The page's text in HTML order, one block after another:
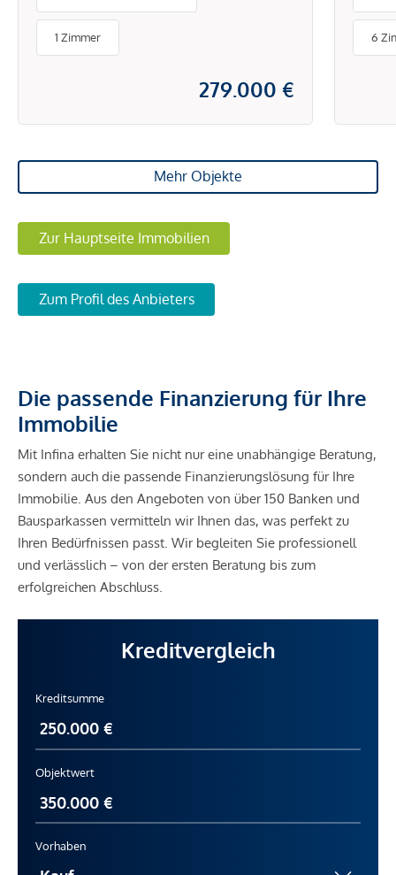
1 Zimmer
279.000 €
6
Mehr Objekte
Zur Hauptseite Immobilien
Zum Profil des Anbieters
Die passende Finanzierung für Ihre
Immobilie
Mit Infina erhalten Sie nicht nur eine unabhängige Beratung,
sondern auch die passende Finanzierungslösung für Ihre
Immobilie. Aus den Angeboten von über 150 Banken und
Bausparkassen vermitteln wir Ihnen das, was perfekt zu
Ihren Bedürfnissen passt. Wir begleiten Sie professionell
und verlässlich – von der ersten Beratung bis zum
erfolgreichen Abschluss.
Kreditvergleich
Kreditsumme
Objektwert
Vorhaben